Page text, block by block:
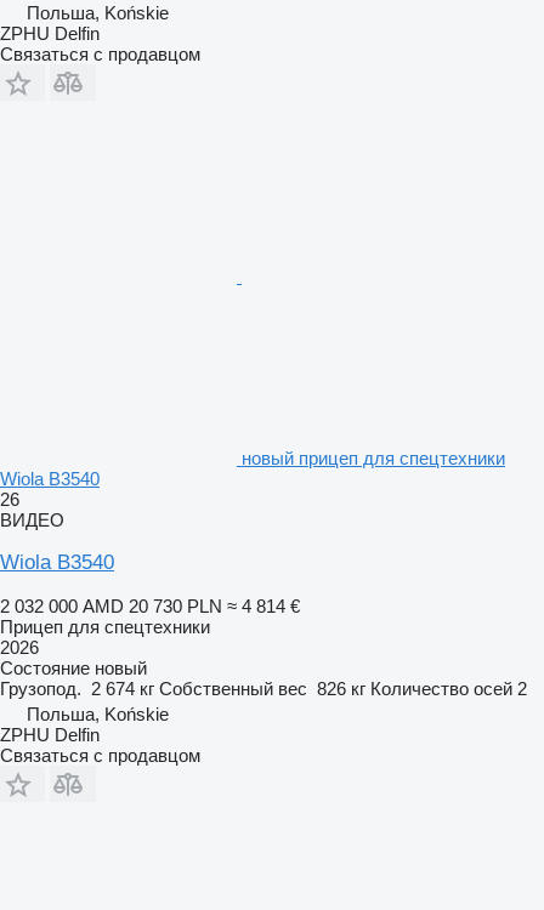
Польша, Końskie
ZPHU Delfin
Связаться с продавцом
новый прицеп для спецтехники
Wiola B3540
26
ВИДЕО
Wiola B3540
2 032 000 AMD 20 730 PLN ≈ 4 814 €
Прицеп для спецтехники
2026
Состояние новый
Грузопод. 2 674 кг Собственный вес 826 кг Количество осей 2
Польша, Końskie
ZPHU Delfin
Связаться с продавцом